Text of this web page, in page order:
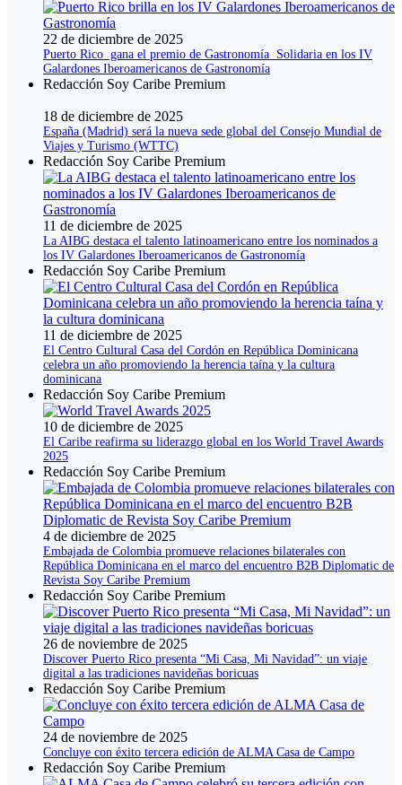
22 de diciembre de 2025
Puerto Rico gana el premio de Gastronomía Solidaria en los IV
Galardones Iberoamericanos de Gastronomía
Redacción Soy Caribe Premium
18 de diciembre de 2025
España (Madrid) será la nueva sede global del Consejo Mundial de
Viajes y Turismo (WTTC)
Redacción Soy Caribe Premium
11 de diciembre de 2025
La AIBG destaca el talento latinoamericano entre los nominados a
los IV Galardones Iberoamericanos de Gastronomía
Redacción Soy Caribe Premium
11 de diciembre de 2025
El Centro Cultural Casa del Cordón en República Dominicana
celebra un año promoviendo la herencia taína y la cultura
dominicana
Redacción Soy Caribe Premium
10 de diciembre de 2025
El Caribe reafirma su liderazgo global en los World Travel Awards
2025
Redacción Soy Caribe Premium
4 de diciembre de 2025
Embajada de Colombia promueve relaciones bilaterales con
República Dominicana en el marco del encuentro B2B Diplomatic de
Revista Soy Caribe Premium
Redacción Soy Caribe Premium
26 de noviembre de 2025
Discover Puerto Rico presenta “Mi Casa, Mi Navidad”: un viaje
digital a las tradiciones navideñas boricuas
Redacción Soy Caribe Premium
24 de noviembre de 2025
Concluye con éxito tercera edición de ALMA Casa de Campo
Redacción Soy Caribe Premium